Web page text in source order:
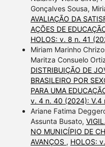
Gonçalves Sousa,
AVALIAÇÃO DA
AÇÕES DE
HOLOS: v. 8 n. 41
Miriam Marinho
Maritza Consuelo
DISTRIBUIÇÃO DE
BRASILEIRO POR
PARA UMA
v. 4 n. 40 (2024): V.4
Ariane Fatima
Assunta Busato,
NO MUNICÍPIO DE
AVANÇOS , HOLOS: